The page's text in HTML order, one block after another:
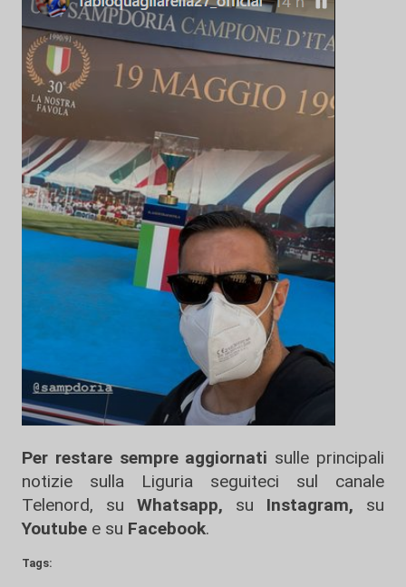
Per restare sempre aggiornati sulle principali
notizie sulla Liguria seguiteci sul canale
Telenord, su
Whatsapp, su Instagram, su
Youtube e su Facebook.
Tags: